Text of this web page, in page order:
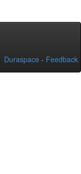
Duraspace - Feedback